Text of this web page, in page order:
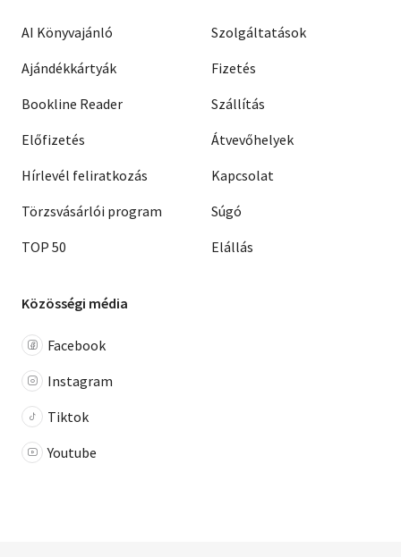
AI Könyvajánló
Ajándékkártyák
Bookline Reader
Előfizetés
Hírlevél feliratkozás
Törzsvásárlói program
TOP 50
Szolgáltatások
Fizetés
Szállítás
Átvevőhelyek
Kapcsolat
Súgó
Elállás
Közösségi média
Facebook
Instagram
Tiktok
Youtube